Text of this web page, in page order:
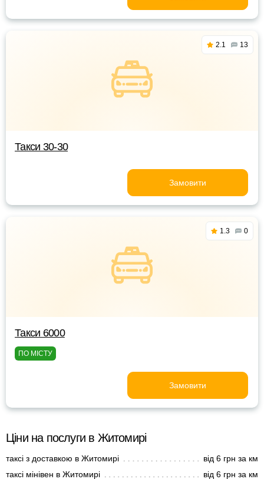
2.1 13
Такси 30-30
Замовити
1.3 0
Такси 6000
ПО МІСТУ
Замовити
Ціни на послуги в Житомирі
таксі з доставкою в Житомирі
від 6 грн за км
таксі мінівен в Житомирі
від 6 грн за км